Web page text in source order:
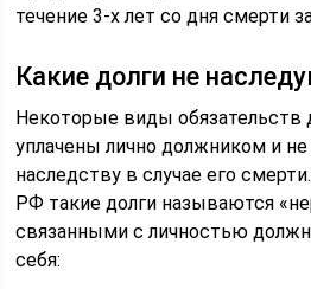
течение 3-х лет со дня смерти
Какие долги не
Некоторые виды
уплачены лично должником и не
наследству в случае его
РФ такие долги называются
связанными с личностью
себя: